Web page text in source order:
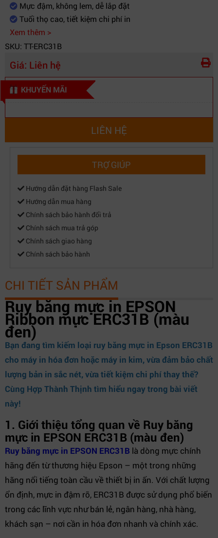
Mực đậm, không lem, dễ lắp đặt
Tuổi thọ cao, tiết kiệm chi phí in
Xem thêm >
SKU: TT-ERC31B
Giá: Liên hệ
KHUYẾN MÃI
LIÊN HỆ
TRỢ GIÚP
Hướng dẫn đặt hàng Flash Sale
Hướng dẫn mua hàng
Chính sách bảo hành đổi trả
Chính sách mua trả góp
Chính sách giao hàng
Chính sách bảo hành
CHI TIẾT SẢN PHẨM
Ruy băng mực in EPSON
Ribbon mực ERC31B (màu
đen)
Bạn đang tìm kiếm loại ruy băng mực in Epson ERC31B
cho máy in hóa đơn hoặc máy in kim, vừa đảm bảo chất
lượng bản in sắc nét, vừa tiết kiệm chi phí thay thế?
Cùng Hợp Thành Thịnh tìm hiểu ngay trong bài viết
này!
1. Giới thiệu tổng quan về Ruy băng
mực in EPSON ERC31B (màu đen)
Ruy băng mực in EPSON ERC31B là dòng mực chính
hãng đến từ thương hiệu Epson – một trong những
hãng nổi tiếng toàn cầu về thiết bị in ấn. Với chất lượng
ổn định, mực in đậm rõ, ERC31B được sử dụng phổ biến
trong các lĩnh vực như bán lẻ, ngân hàng, nhà hàng,
khách sạn – nơi cần in hóa đơn nhanh và chính xác.